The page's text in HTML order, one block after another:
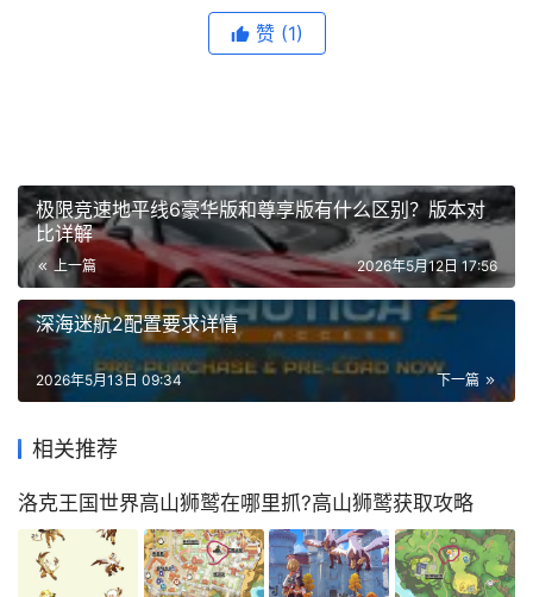
赞 (1)
极限竞速地平线6豪华版和尊享版有什么区别？版本对
比详解
上一篇 2026年5月12日 17:56
深海迷航2配置要求详情
下一篇
2026年5月13日 09:34
相关推荐
洛克王国世界高山狮鹫在哪里抓?高山狮鹫获取攻略